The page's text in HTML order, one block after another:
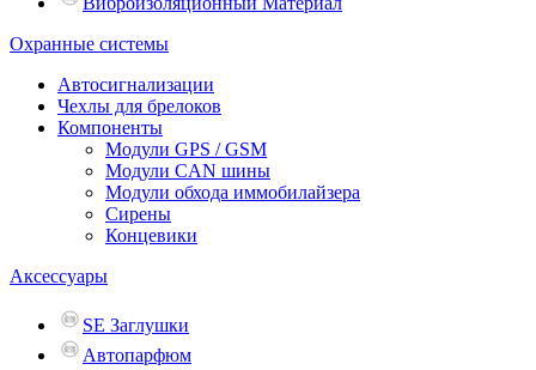
Охранные системы
Автосигнализации
Чехлы для брелоков
Компоненты
Модули GPS / GSM
Модули CAN шины
Модули обхода иммобилайзера
Сирены
Концевики
Аксессуары
SE Заглушки
Автопарфюм